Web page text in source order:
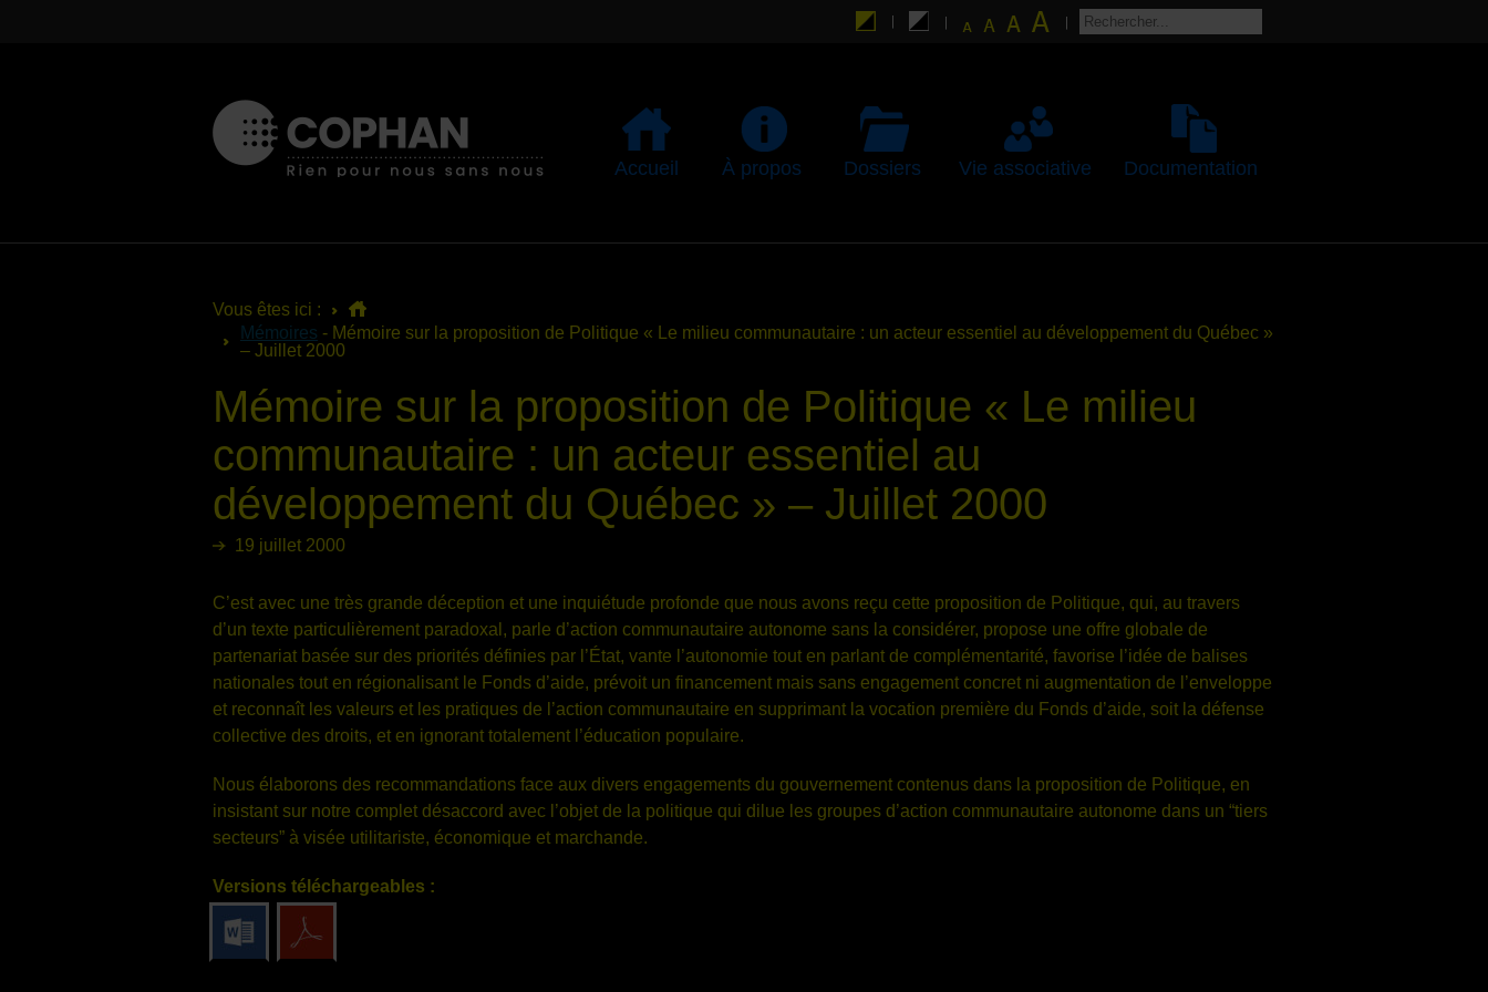
Accueil À propos Dossiers Vie associative Documentation
Vous êtes ici :
Mémoires - Mémoire sur la proposition de Politique « Le milieu communautaire : un acteur essentiel au développement du Québec »
– Juillet 2000
Mémoire sur la proposition de Politique « Le milieu
communautaire : un acteur essentiel au
développement du Québec » – Juillet 2000
19 juillet 2000
C’est avec une très grande déception et une inquiétude profonde que nous avons reçu cette proposition de Politique, qui, au travers
d’un texte particulièrement paradoxal, parle d’action communautaire autonome sans la considérer, propose une offre globale de
partenariat basée sur des priorités définies par l’État, vante l’autonomie tout en parlant de complémentarité, favorise l’idée de balises
nationales tout en régionalisant le Fonds d’aide, prévoit un financement mais sans engagement concret ni augmentation de l’enveloppe
et reconnaît les valeurs et les pratiques de l’action communautaire en supprimant la vocation première du Fonds d’aide, soit la défense
collective des droits, et en ignorant totalement l’éducation populaire.
Nous élaborons des recommandations face aux divers engagements du gouvernement contenus dans la proposition de Politique, en
insistant sur notre complet désaccord avec l’objet de la politique qui dilue les groupes d’action communautaire autonome dans un “tiers
secteurs” à visée utilitariste, économique et marchande.
Versions téléchargeables :